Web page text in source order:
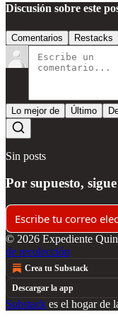
Discusión sobre este
Comentarios Restacks
Lo mejor de Último
Sin posts
Por supuesto,
© 2026 Expediente
de recolección
Crea tu Substack
Descargar la app
Substack es el hogar de